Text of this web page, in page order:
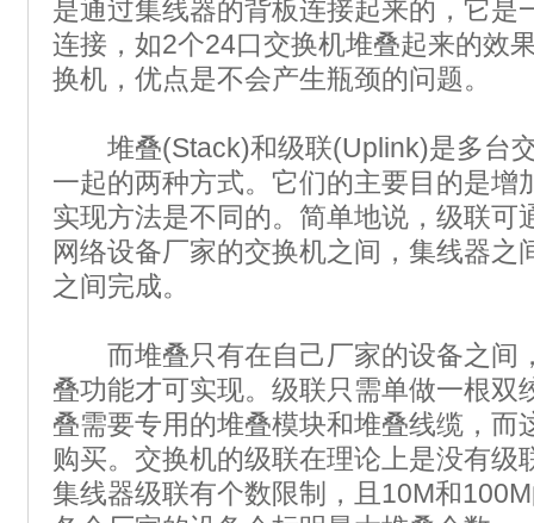
是通过集线器的背板连接起来的，它是
连接，如2个24口交换机堆叠起来的效
换机，优点是不会产生瓶颈的问题。
堆叠(Stack)和级联(Uplink)是多台
一起的两种方式。它们的主要目的是增
实现方法是不同的。简单地说，级联可
网络设备厂家的交换机之间，集线器之
之间完成。
而堆叠只有在自己厂家的设备之间
叠功能才可实现。级联只需单做一根双
叠需要专用的堆叠模块和堆叠线缆，而
购买。交换机的级联在理论上是没有级
集线器级联有个数限制，且10M和